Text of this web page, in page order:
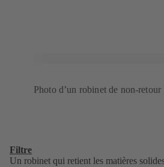
Photo d’un robinet de non-
Filtre
Un robinet qui retient les matières